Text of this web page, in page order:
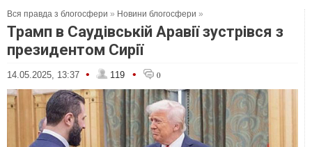
Вся правда з блогосфери » Новини блогосфери »
Трамп в Саудівській Аравії зустрівся з
президентом Сирії
14.05.2025, 13:37 • 119 • 0